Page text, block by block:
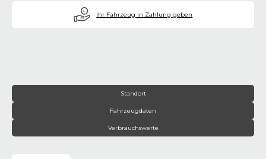
€ Ihr Fahrzeug in Zahlung geben
Standort
Fahrzeugdaten
Verbrauchswerte